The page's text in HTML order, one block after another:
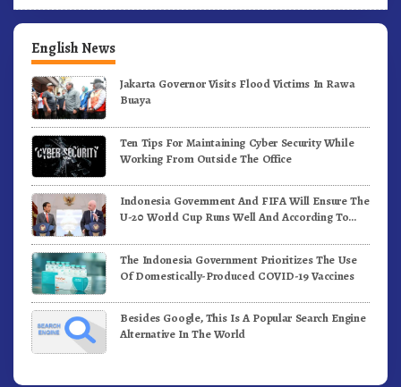
English News
Jakarta Governor Visits Flood Victims In Rawa
Buaya
Ten Tips For Maintaining Cyber Security While
Working From Outside The Office
Indonesia Government And FIFA Will Ensure The
U-20 World Cup Runs Well And According To
The Indonesia Government Prioritizes The Use
Of Domestically-Produced COVID-19 Vaccines
Besides Google, This Is A Popular Search Engine
Alternative In The World